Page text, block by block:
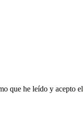
que he leído y acepto el